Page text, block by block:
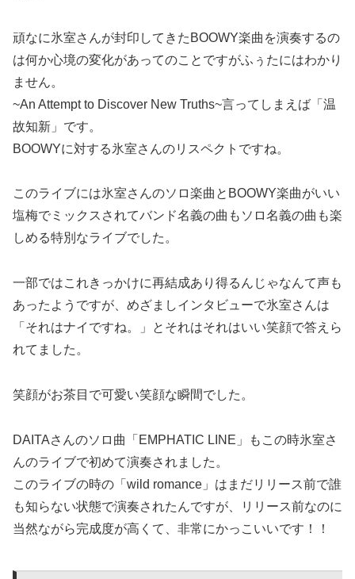
頑なに氷室さんが封印してきたBOOWY楽曲を演奏するの
は何か心境の変化があってのことですがふぅたにはわかり
ません。
~An Attempt to Discover New Truths~言ってしまえば「温
故知新」です。
BOOWYに対する氷室さんのリスペクトですね。
このライブには氷室さんのソロ楽曲とBOOWY楽曲がいい
塩梅でミックスされてバンド名義の曲もソロ名義の曲も楽
しめる特別なライブでした。
一部ではこれきっかけに再結成あり得るんじゃなんて声も
あったようですが、めざましインタビューで氷室さんは
「それはナイですね。」とそれはそれはいい笑顔で答えら
れてました。
笑顔がお茶目で可愛い笑顔な瞬間でした。
DAITAさんのソロ曲「EMPHATIC LINE」もこの時氷室さ
んのライブで初めて演奏されました。
このライブの時の「wild romance」はまだリリース前で誰
も知らない状態で演奏されたんですが、リリース前なのに
当然ながら完成度が高くて、非常にかっこいいです！！